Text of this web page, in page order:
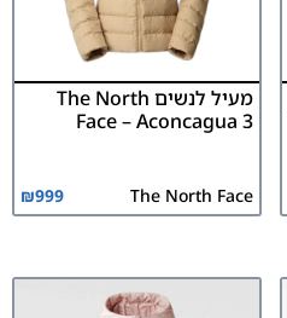
מעיל לנשים The North
Face – Aconcagua 3
The North Face
₪999